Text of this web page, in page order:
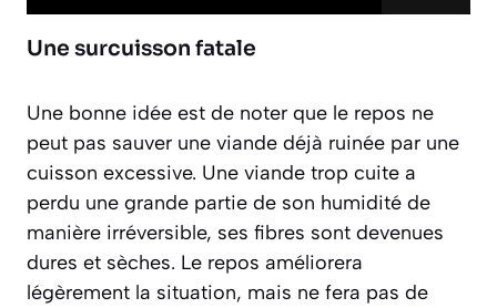
Une surcuisson fatale
Une bonne idée est de noter que le repos ne
peut pas sauver une viande déjà ruinée par une
cuisson excessive. Une viande trop cuite a
perdu une grande partie de son humidité de
manière irréversible, ses fibres sont devenues
dures et sèches. Le repos améliorera
légèrement la situation, mais ne fera pas de